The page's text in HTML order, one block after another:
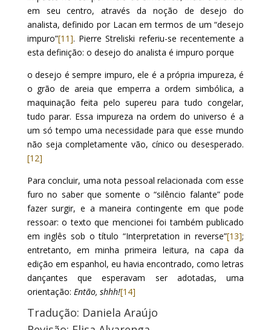
em seu centro, através da noção de desejo do
analista, definido por Lacan em termos de um “desejo
impuro”[11]. Pierre Streliski referiu-se recentemente a
esta definição: o desejo do analista é impuro porque
o desejo é sempre impuro, ele é a própria impureza, é
o grão de areia que emperra a ordem simbólica, a
maquinação feita pelo supereu para tudo congelar,
tudo parar. Essa impureza na ordem do universo é a
um só tempo uma necessidade para que esse mundo
não seja completamente vão, cínico ou desesperado.
[12]
Para concluir, uma nota pessoal relacionada com esse
furo no saber que somente o “silêncio falante” pode
fazer surgir, e a maneira contingente em que pode
ressoar: o texto que mencionei foi também publicado
em inglês sob o título “Interpretation in reverse”[13];
entretanto, em minha primeira leitura, na capa da
edição em espanhol, eu havia encontrado, como letras
dançantes que esperavam ser adotadas, uma
orientação: Então, shhh![14]
Tradução: Daniela Araújo